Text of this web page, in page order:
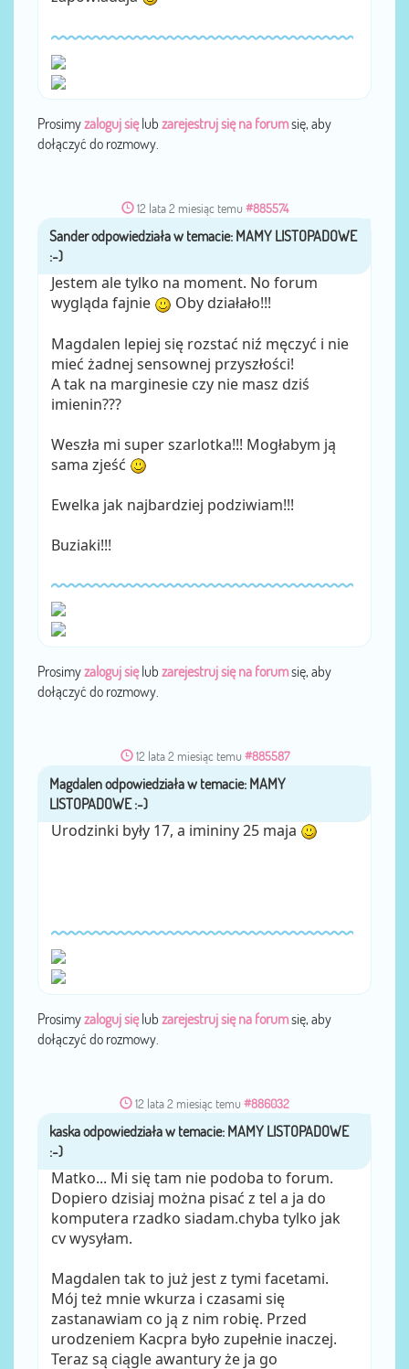
Prosimyzaloguj sięlub zarejestruj się na forumsię, aby
dołączyć do rozmowy.
12 lata 2 miesiąc temu #885574
przezSander
Jestem ale tylko na moment. No forum
wygląda fajnie
Oby działało!!!
Magdalen lepiej się rozstać niź męczyć i nie
mieć żadnej sensownej przyszłości!
A tak na marginesie czy nie masz dziś
imienin???
Weszła mi super szarlotka!!! Mogłabym ją
sama zjeść
Ewelka jak najbardziej podziwiam!!!
Buziaki!!!
Prosimyzaloguj sięlub zarejestruj się na forumsię, aby
dołączyć do rozmowy.
12 lata 2 miesiąc temu #885587
przezMagdalen
Urodzinki były 17, a imininy 25 maja
Prosimyzaloguj sięlub zarejestruj się na forumsię, aby
dołączyć do rozmowy.
12 lata 2 miesiąc temu #886032
przezkaska
Matko... Mi się tam nie podoba to forum.
Dopiero dzisiaj można pisać z tel a ja do
komputera rzadko siadam.chyba tylko jak
cv wysyłam.
Magdalen tak to już jest z tymi facetami.
Mój też mnie wkurza i czasami się
zastanawiam co ją z nim robię. Przed
urodzeniem Kacpra było zupełnie inaczej.
Teraz są ciągle awantury że ja go